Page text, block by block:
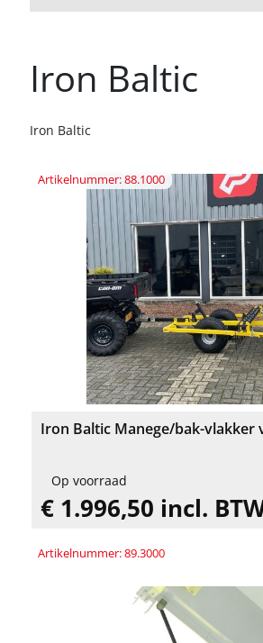
Iron Baltic
Iron Baltic
Artikelnummer: 88.1000
Iron Baltic Manege/bak-vlakker
Op voorraad
€ 1.996,50 incl.
Artikelnummer: 89.3000